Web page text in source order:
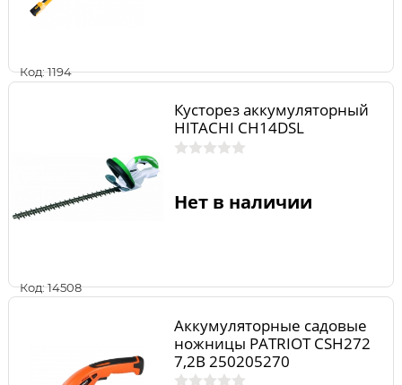
Код: 1194
Код: 14508
Кусторез аккумуляторный
HITACHI CH14DSL
Нет в наличии
Аккумуляторные садовые
ножницы PATRIOT CSH272
7,2В 250205270